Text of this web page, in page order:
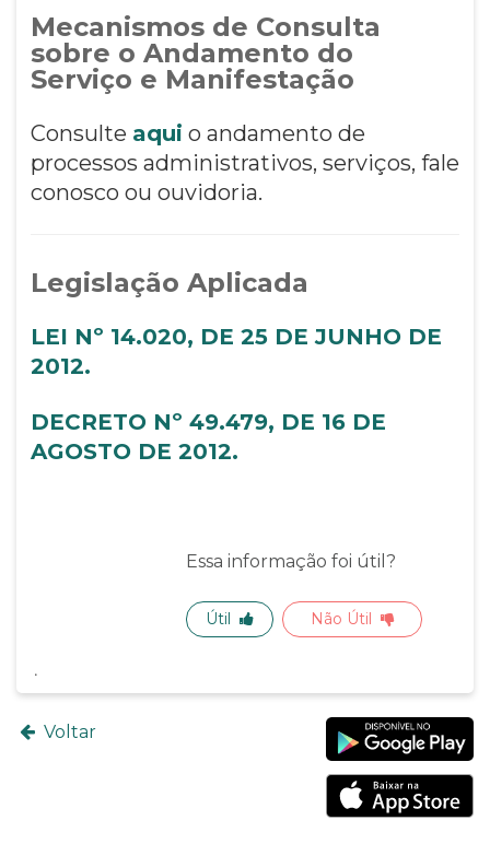
Mecanismos de Consulta
sobre o Andamento do
Serviço e Manifestação
Consulte aqui o andamento de
processos administrativos, serviços, fale
conosco ou ouvidoria.
Legislação Aplicada
LEI Nº 14.020, DE 25 DE JUNHO DE
2012.
DECRETO Nº 49.479, DE 16 DE
AGOSTO DE 2012.
Essa informação foi útil?
Útil Não Útil
Voltar